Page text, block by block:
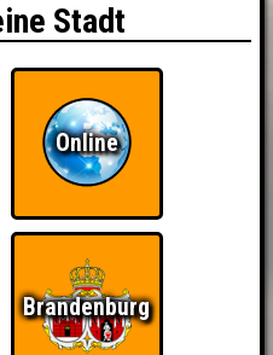
Stadt
Online
Brandenburg